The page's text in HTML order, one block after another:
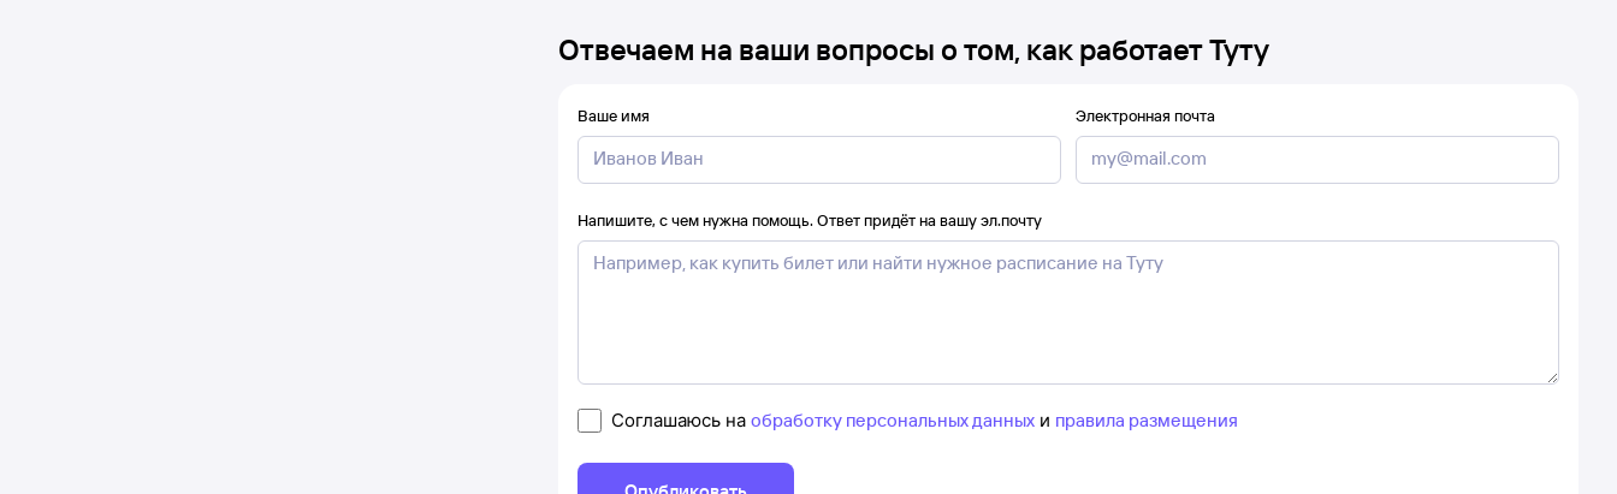
Отвечаем на ваши вопросы о том, как работает Туту
Ваше имя Электронная почта
Напишите, с чем нужна помощь. Ответ придёт на вашу эл.почту
Соглашаюсь на обработку персональных данных и правила размещения